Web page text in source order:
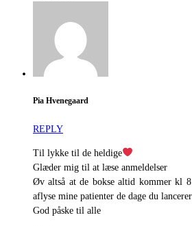
Pia Hvenegaard
REPLY
Til lykke til de heldige
Glæder mig til at læse anmeldelser
Øv altså at de bokse altid kommer kl
aflyse mine patienter de dage du
God påske til alle